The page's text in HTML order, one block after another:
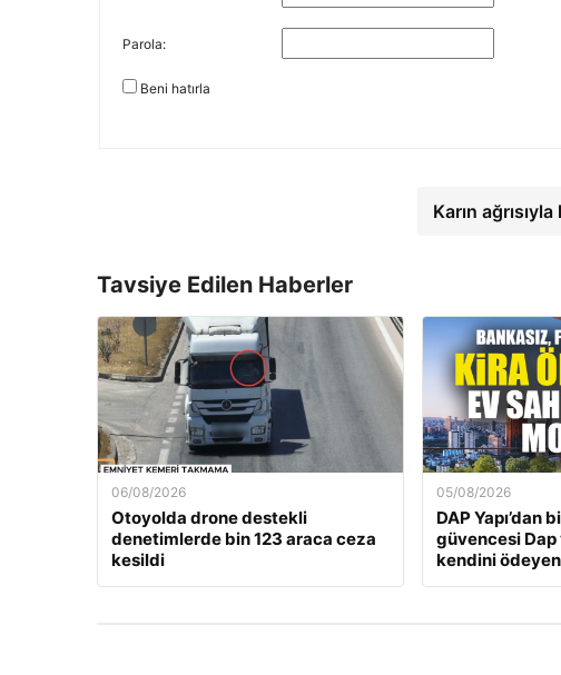
Parola:
Beni hatırla
Karın
Tavsiye Edilen Haberler
06/08/2026
Otoyolda drone destekli
denetimlerde bin 123 araca ceza
kesildi
05/08/2026
DAP Yapı’dan
güvencesi
kendini